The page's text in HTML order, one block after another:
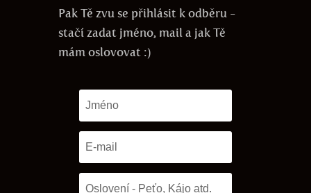
Pak Tě zvu se přihlásit k odběru -
stačí zadat jméno, mail a jak Tě
mám oslovovat :)